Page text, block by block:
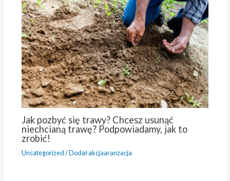
Jak pozbyć się trawy? Chcesz usunąć
niechcianą trawę? Podpowiadamy, jak to
zrobić!
Uncategorized/ Dodałakcjaaranzacja